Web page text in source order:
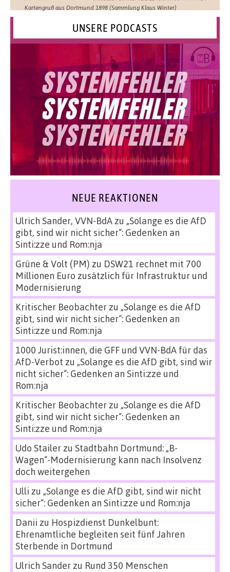
Kartengruß aus Dortmund 1898 (Sammlung Klaus Winter)
UNSERE PODCASTS
NEUE REAKTIONEN
Ulrich Sander, VVN-BdAzu „Solange es die AfD
gibt, sind wir nicht sicher“: Gedenken an
Sinti:zze und Rom:nja
Grüne & Volt (PM) zu DSW21 rechnet mit 700
Millionen Euro zusätzlich für Infrastruktur und
Modernisierung
Kritischer Beobachterzu „Solange es die AfD
gibt, sind wir nicht sicher“: Gedenken an
Sinti:zze und Rom:nja
1000 Jurist:innen, die GFF und VVN-BdA für das
AfD-Verbot zu „Solange es die AfD gibt, sind wir
nicht sicher“: Gedenken an Sinti:zze und
Rom:nja
Kritischer Beobachterzu „Solange es die AfD
gibt, sind wir nicht sicher“: Gedenken an
Sinti:zze und Rom:nja
Udo Stailerzu Stadtbahn Dortmund: „B-
Wagen“-Modernisierung kann nach Insolvenz
doch weitergehen
Ulli zu „Solange es die AfD gibt, sind wir nicht
sicher“: Gedenken an Sinti:zze und Rom:nja
Danii zu Hospizdienst Dunkelbunt:
Ehrenamtliche begleiten seit fünf Jahren
Sterbende in Dortmund
Ulrich Sanderzu Rund 350 Menschen